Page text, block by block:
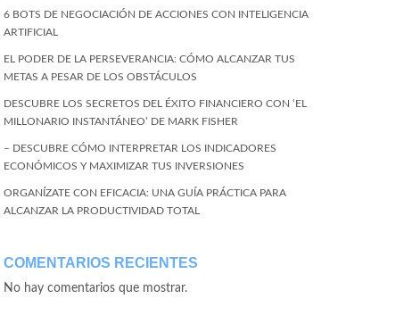
6 BOTS DE NEGOCIACIÓN DE ACCIONES CON INTELIGENCIA
ARTIFICIAL
EL PODER DE LA PERSEVERANCIA: CÓMO ALCANZAR TUS
METAS A PESAR DE LOS OBSTÁCULOS
DESCUBRE LOS SECRETOS DEL ÉXITO FINANCIERO CON ‘EL
MILLONARIO INSTANTÁNEO’ DE MARK FISHER
– DESCUBRE CÓMO INTERPRETAR LOS INDICADORES
ECONÓMICOS Y MAXIMIZAR TUS INVERSIONES
ORGANÍZATE CON EFICACIA: UNA GUÍA PRÁCTICA PARA
ALCANZAR LA PRODUCTIVIDAD TOTAL
COMENTARIOS RECIENTES
No hay comentarios que mostrar.